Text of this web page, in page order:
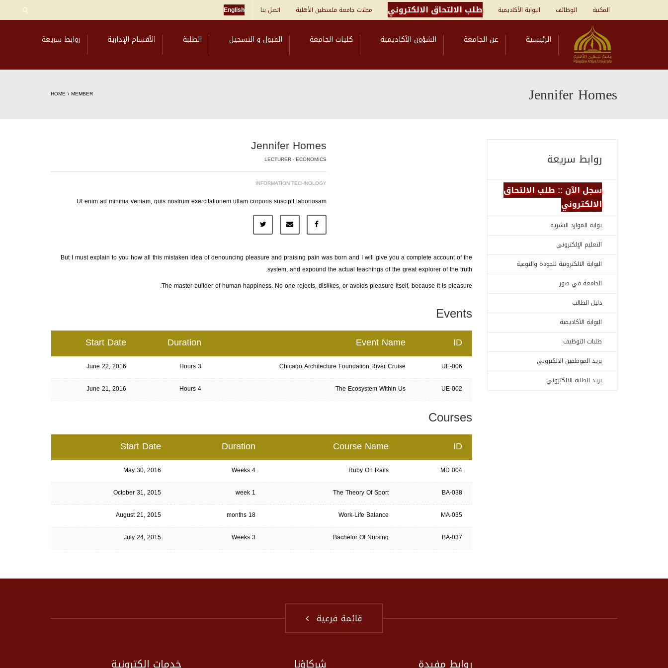
المكتبة الوظائف البوابة الأكاديمية طلب الالتحاق الالكتروني مجلات جامعة فلسطين الأهلية اتصل بنا English
الرئيسية عن الجامعة الشؤون الأكاديمية كليات الجامعة القبول و التسجيل الطلبة الأقسام الإدارية روابط سريعة
Jennifer Homes
HOME \ MEMBER
Jennifer Homes
LECTURER - ECONOMICS
INFORMATION TECHNOLOGY
Ut enim ad minima veniam, quis nostrum exercitationem ullam corporis suscipit laboriosam.
But I must explain to you how all this mistaken idea of denouncing pleasure and praising pain was born and I will give you a complete account of the
system, and expound the actual teachings of the great explorer of the truth.
The master-builder of human happiness. No one rejects, dislikes, or avoids pleasure itself, because it is pleasure.
Events
ID
Event Name
Duration
Start Date
UE-006
Chicago Architecture Foundation River Cruise
3 Hours
June 22, 2016
UE-002
The Ecosystem Within Us
4 Hours
June 21, 2016
Courses
ID
Course Name
Duration
Start Date
MD 004
Ruby On Rails
4 Weeks
May 30, 2016
BA-038
The Theory Of Sport
1 week
October 31, 2015
MA-035
Work-Life Balance
18 months
August 21, 2015
BA-037
Bachelor Of Nursing
3 Weeks
July 24, 2015
روابط سريعة
سجل الآن :: طلب الالتحاق
الالكتروني
بوابة الموارد البشرية
التعليم الإلكتروني
البوابة الالكترونية للجودة والنوعية
الجامعة في صور
دليل الطالب
البوابة الأكاديمية
طلبات التوظيف
بريد الموظفين الالكتروني
بريد الطلبة الالكتروني
قائمة فرعية
خدمات إلكترونية شركاؤنا روابط مفيدة